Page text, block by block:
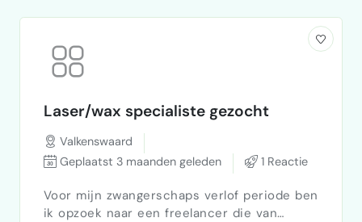
Laser/wax specialiste gezocht
Valkenswaard
Geplaatst 3 maanden geleden
1 Reactie
Voor mijn zwangerschaps verlof periode ben
ik opzoek naar een freelancer die van